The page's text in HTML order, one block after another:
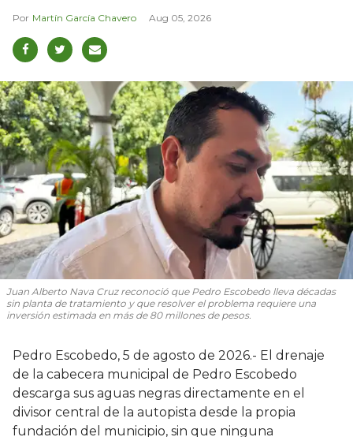
Martín García Chavero Aug 05, 2026
Juan Alberto Nava Cruz reconoció que Pedro Escobedo lleva décadas
sin planta de tratamiento y que resolver el problema requiere una
inversión estimada en más de 80 millones de pesos.
Pedro Escobedo, 5 de agosto de 2026.- El drenaje
de la cabecera municipal de Pedro Escobedo
descarga sus aguas negras directamente en el
divisor central de la autopista desde la propia
fundación del municipio, sin que ninguna